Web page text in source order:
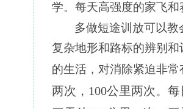
学。每天高强度的家飞和
多做短途训放可以
复杂地形和路标的辨别
的生活，对消除紧迫非常
两次，100公里两次。